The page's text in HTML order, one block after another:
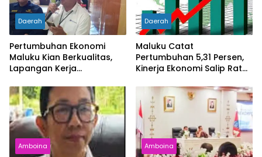
Daerah
Pertumbuhan Ekonomi
Maluku Kian Berkualitas,
Lapangan Kerja
Kemiskinan Turun
Daerah
Maluku Catat
Pertumbuhan 5,31 Persen,
Kinerja Ekonomi Salip Rata-
Amboina Amboina